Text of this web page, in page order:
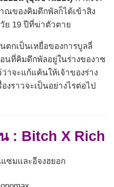
ของคิมดึกพัลก็ได้เข้าสิง
ย 19 ปีที่ฆ่าตัวตาย
ตกเป็นเหยื่อของการบูลลี่
นที่คิมดึกพัลอยู่ในร่างของาซ
าจะแก้แค้นให้เจ้าของร่าง
งราวจะเป็นอย่างไรต่อไป
: Bitch X Rich
แซมและอีจงฮยอก